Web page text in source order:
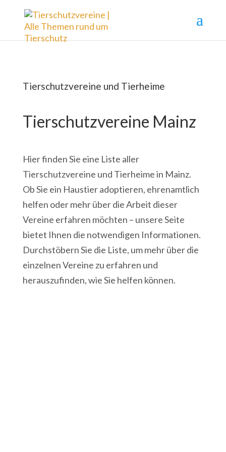
Tierschutzvereine und Tierheime
Tierschutzvereine Mainz
Hier finden Sie eine Liste aller
Tierschutzvereine und Tierheime in Mainz.
Ob Sie ein Haustier adoptieren, ehrenamtlich
helfen oder mehr über die Arbeit dieser
Vereine erfahren möchten – unsere Seite
bietet Ihnen die notwendigen Informationen.
Durchstöbern Sie die Liste, um mehr über die
einzelnen Vereine zu erfahren und
herauszufinden, wie Sie helfen können.